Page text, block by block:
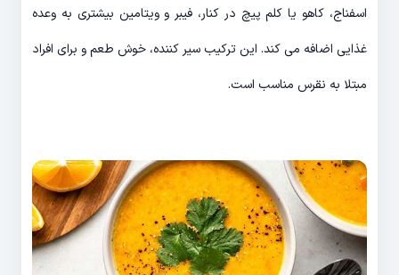
اسفناج، کاهو یا کلم پیچ در کنار، فیبر و ویتامین بیشتری به وعده
غذایی اضافه می کند. این ترکیب سیر کننده، خوش طعم و برای افراد
مبتلا به نقرس مناسب است.